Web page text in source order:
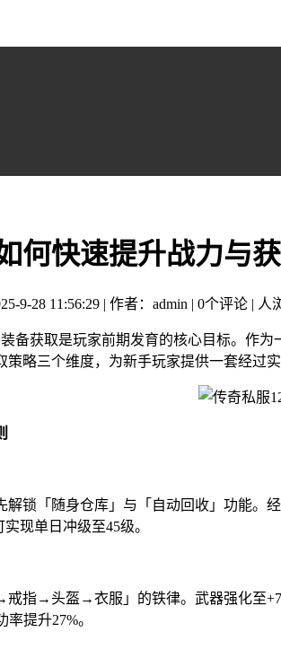
何快速提升战力与
9-28 11:56:29 | 作者：admin | 0个评论 | 人
备获取是玩家前期发育的核心目标。作
略三个维度，为新手玩家提供一套经过
解锁「随身仓库」与「自动回收」功能
现单日冲级至45级。
→头盔→衣服」的铁律。武器强化至+7
提升27%。